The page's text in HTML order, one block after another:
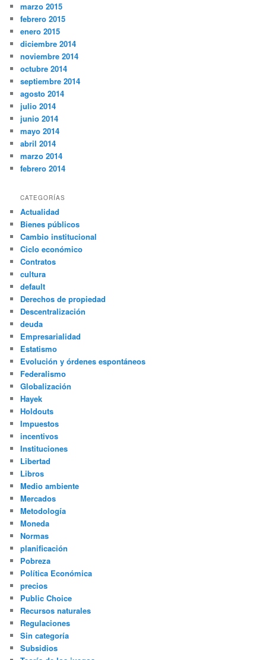
marzo 2015
febrero 2015
enero 2015
diciembre 2014
noviembre 2014
octubre 2014
septiembre 2014
agosto 2014
julio 2014
junio 2014
mayo 2014
abril 2014
marzo 2014
febrero 2014
CATEGORÍAS
Actualidad
Bienes públicos
Cambio institucional
Ciclo económico
Contratos
cultura
default
Derechos de propiedad
Descentralización
deuda
Empresarialidad
Estatismo
Evolución y órdenes espontáneos
Federalismo
Globalización
Hayek
Holdouts
Impuestos
incentivos
Instituciones
Libertad
Libros
Medio ambiente
Mercados
Metodología
Moneda
Normas
planificación
Pobreza
Política Económica
precios
Public Choice
Recursos naturales
Regulaciones
Sin categoría
Subsidios